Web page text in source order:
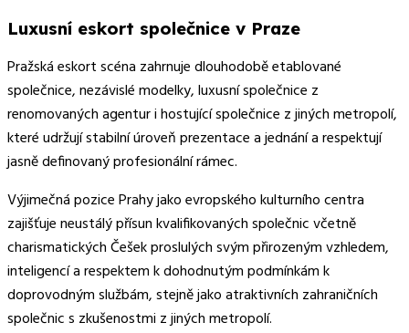
Luxusní eskort společnice v Praze
Pražská eskort scéna zahrnuje dlouhodobě etablované
společnice, nezávislé modelky, luxusní společnice z
renomovaných agentur i hostující společnice z jiných metropolí,
které udržují stabilní úroveň prezentace a jednání a respektují
jasně definovaný profesionální rámec.
Výjimečná pozice Prahy jako evropského kulturního centra
zajišťuje neustálý přísun kvalifikovaných společnic včetně
charismatických Češek proslulých svým přirozeným vzhledem,
inteligencí a respektem k dohodnutým podmínkám k
doprovodným službám, stejně jako atraktivních zahraničních
společnic s zkušenostmi z jiných metropolí.